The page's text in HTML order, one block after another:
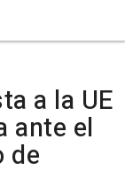
a la UE
ante el
de